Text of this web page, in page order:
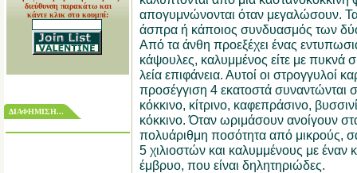
διεύθυνση παρακάτω και
κάντε κλικ στο κουμπί:
ΔΙΑΦΗΜΙΣΗ...
απογυμνώνονται όταν μεγαλώσουν.
άσπρα ή κάποιος συνδυασμός των δύο
Από τα άνθη προεξέχει ένας
κάψουλες, καλυμμένος είτε με πυκνά
λεία επιφάνεια. Αυτοί οι στρογγυλοί
προσέγγιση 4 εκατοστά συναντώνται
κόκκινο, κίτρινο, καφεπράσινο,
κόκκινο. Όταν ωριμάσουν ανοίγουν
πολυάριθμη ποσότητα από μικρούς,
5 χιλιοστών και καλυμμένους με έναν
έμβρυο, που είναι δηλητηριώδες.